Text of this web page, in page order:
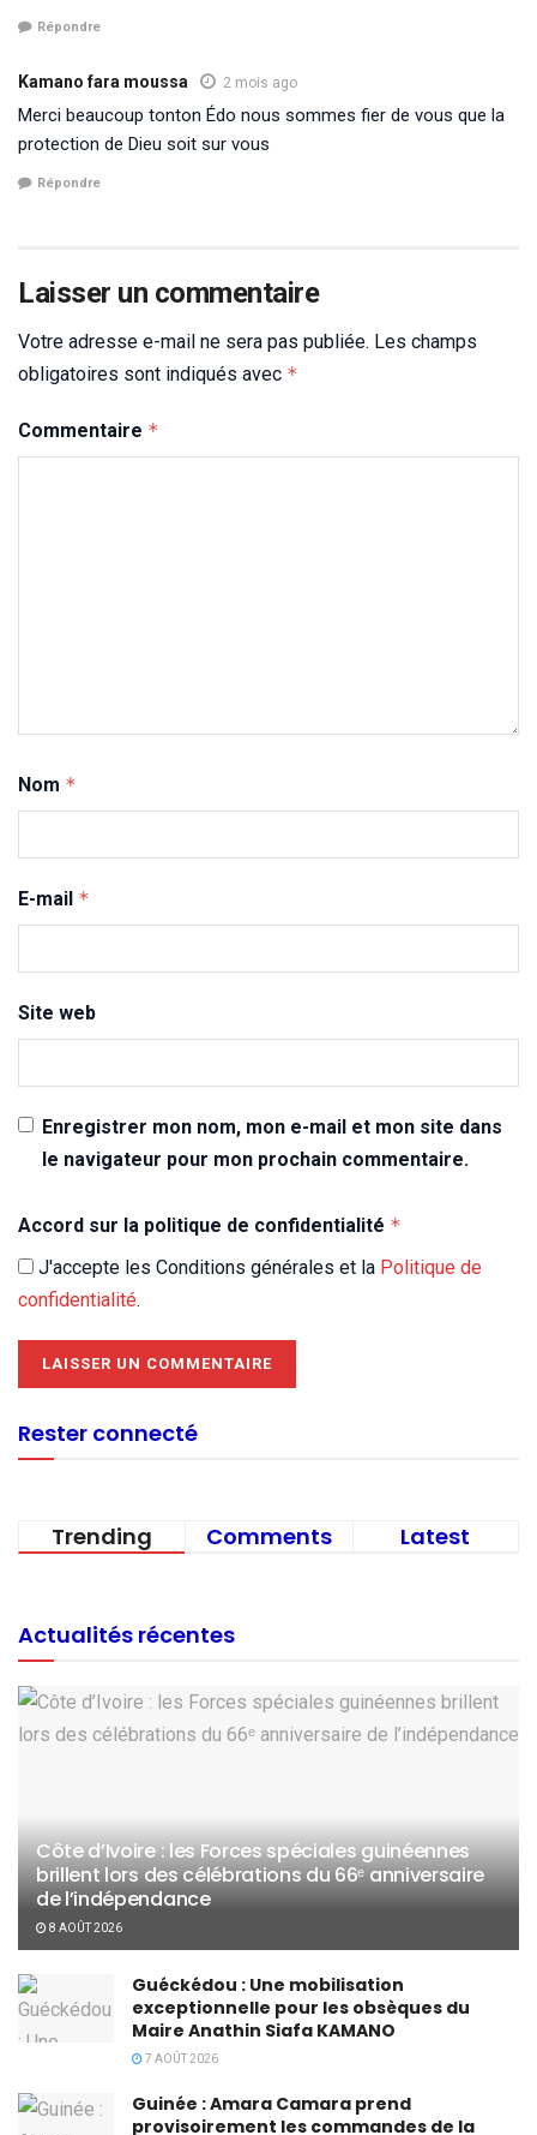
Répondre
Kamano fara moussa 2 mois ago
Merci beaucoup tonton Édo nous sommes fier de vous que la
protection de Dieu soit sur vous
Répondre
Laisser un commentaire
Votre adresse e-mail ne sera pas publiée. Les champs
obligatoires sont indiqués avec *
Commentaire *
Nom *
E-mail *
Site web
Enregistrer mon nom, mon e-mail et mon site dans
le navigateur pour mon prochain commentaire.
Accord sur la politique de confidentialité *
J'accepte les Conditions générales et la Politique de
confidentialité.
Rester connecté
Trending Comments Latest
Actualités récentes
Côte d’Ivoire : les Forces spéciales guinéennes
brillent lors des célébrations du 66ᵉ anniversaire
de l’indépendance
8 AOÛT 2026
Guéckédou : Une mobilisation
exceptionnelle pour les obsèques du
Maire Anathin Siafa KAMANO
7 AOÛT 2026
Guinée : Amara Camara prend
provisoirement les commandes de la